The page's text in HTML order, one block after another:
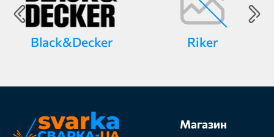
Black&Decker Riker
Магазин